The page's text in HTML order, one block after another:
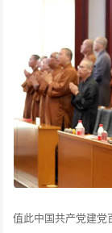
值此中国共产党建党